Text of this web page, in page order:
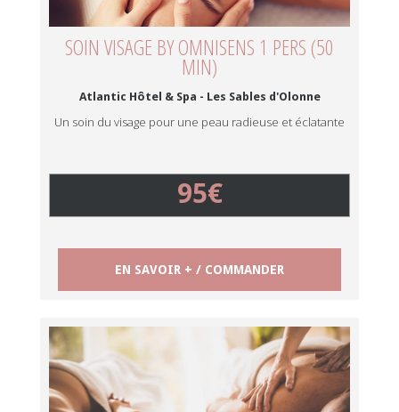
SOIN VISAGE BY OMNISENS 1 PERS (50
MIN)
Atlantic Hôtel & Spa - Les Sables d'Olonne
Un soin du visage pour une peau radieuse et éclatante
95€
EN SAVOIR + / COMMANDER